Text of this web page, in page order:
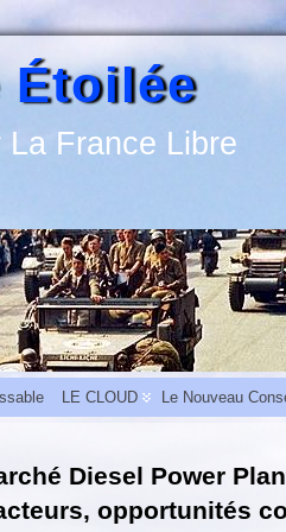
Étoilée
France Libre
LE CLOUD Le Nouveau
L’aide au carburant pour les
Diesel Power
opportunités